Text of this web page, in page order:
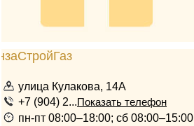
улица Кулакова, 14А
+7 (904) 2...Показать телефон
пн-пт 08:00–18:00; сб 08:00–15:00